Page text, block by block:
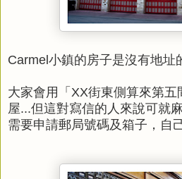
Carmel小鎮的房子是沒有地址
大家會用「XX街東側算來第
屋...但這對寫信的人來說可就麻
需要申請郵局號碼及箱子，自